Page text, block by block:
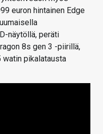
euron hintainen Edge
näytöllä, peräti
8s gen 3 -piirillä,
pikalatausta